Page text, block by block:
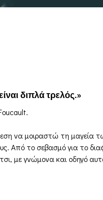
διπλά τρελός.»
να μοιραστώ τη μαγεία
Από το σεβασμό για το
με γνώμονα και οδηγό